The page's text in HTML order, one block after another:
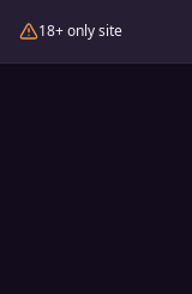
18+ only site